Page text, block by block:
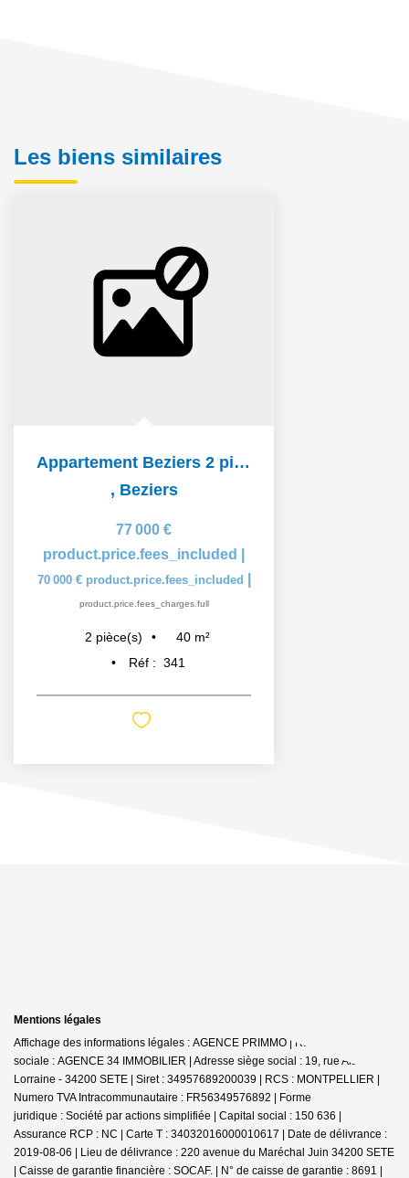
Les biens similaires
Appartement Beziers 2 pièce(s) 39.64 m2
, Beziers
77 000 €
product.price.fees_included
70 000 € product.price.fees_included
product.price.fees_charges.full
2 pièce(s) 40 m²
Réf : 341
Mentions légales
Affichage des informations légales : AGENCE PRIMMO | Raison
sociale : AGENCE 34 IMMOBILIER | Adresse siège social : 19, rue Alsace
Lorraine - 34200 SETE | Siret : 34957689200039 | RCS : MONTPELLIER |
Numero TVA Intracommunautaire : FR56349576892 | Forme
juridique : Société par actions simplifiée | Capital social : 150 636 |
Assurance RCP : NC | Carte T : 34032016000010617 | Date de délivrance :
2019-08-06 | Lieu de délivrance : 220 avenue du Maréchal Juin 34200 SETE
| Caisse de garantie financière : SOCAF. | N° de caisse de garantie : 8691 |